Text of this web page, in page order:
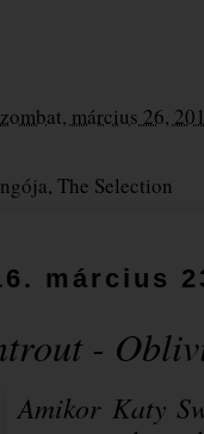
március 26,
, The Selection
március
-
Amikor Katy